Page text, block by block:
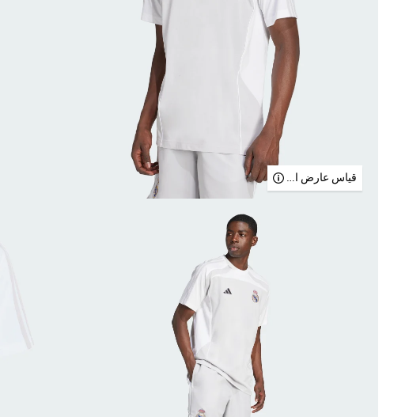
قياس عارض الأزياء